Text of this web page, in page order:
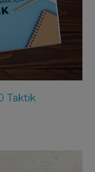
Taktik